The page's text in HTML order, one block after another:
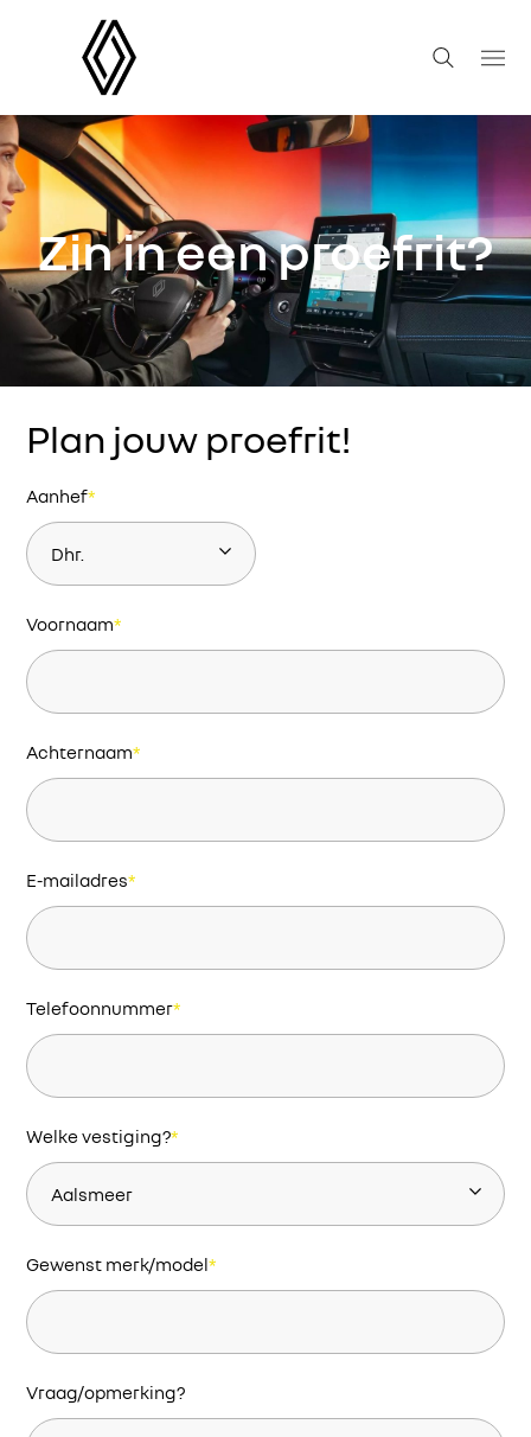
Zin in een proefrit?
Plan jouw proefrit!
Aanhef*
Voornaam*
Achternaam*
E-mailadres*
Telefoonnummer*
Welke vestiging?*
Gewenst merk/model*
Vraag/opmerking?